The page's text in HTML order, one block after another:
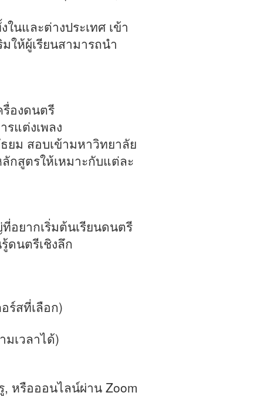
นและต่างประเทศ เข้า
ให้ผู้เรียนสามารถนำ
องดนตรี
รแต่งเพลง
ยม สอบเข้ามหาวิทยาลัย
กสูตรให้เหมาะกับแต่ละ
อยากเริ่มต้นเรียนดนตรี
ดนตรีเชิงลึก
ร์สที่เลือก)
เวลาได้)
หรือออนไลน์ผ่าน Zoom